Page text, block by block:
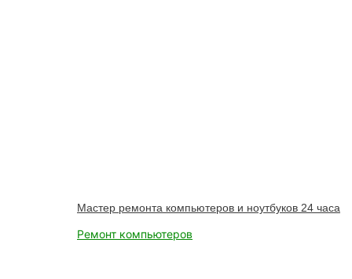
Мастер ремонта компьютеров и ноутбуков 24 часа
Ремонт компьютеров